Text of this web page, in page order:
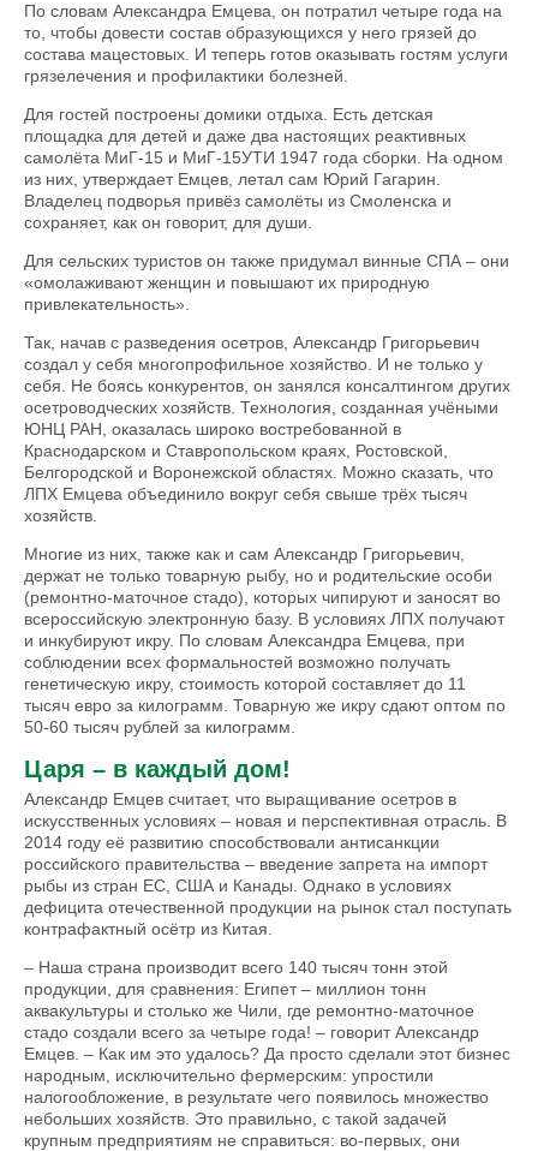
По словам Александра Емцева, он потратил четыре года на
то, чтобы довести состав образую­щихся у него грязей до
состава мацестовых. И теперь готов оказывать гостям услуги
грязелечения и профилактики болезней.
Для гостей построены домики отдыха. Есть детская
площадка для детей и даже два настоя­щих реактивных
самолёта МиГ-15 и МиГ-15УТИ 1947 года сборки. На одном
из них, утверждает Емцев, летал сам Юрий Гагарин.
Владелец подворья привёз самолёты из Смоленска и
сохраняет, как он говорит, для души.
Для сельских туристов он также придумал винные СПА – они
«омолаживают женщин и повышают их природную
привлекательность».
Так, начав с разведения осетров, Александр Григорьевич
создал у себя многопрофильное хозяйство. И не только у
себя. Не боясь конкурентов, он занялся консалтингом других
осетроводческих хозяйств. Технология, созданная учёными
ЮНЦ РАН, оказалась широко востребованной в
Краснодарском и Ставропольском краях, Ростовской,
Белгородской и Воронежской областях. Можно сказать, что
ЛПХ Емцева объединило вокруг себя свыше трёх тысяч
хозяйств.
Многие из них, также как и сам Александр Григорьевич,
держат не только товарную рыбу, но и родительские особи
(ремонтно-маточное стадо), которых чипируют и заносят во
всероссийскую электронную базу. В условиях ЛПХ получают
и инкубируют икру. По словам Александра Емцева, при
соблюдении всех формальностей возможно получать
генетическую икру, стоимость которой составляет до 11
тысяч евро за килограмм. Товарную же икру сдают оптом по
50-60 тысяч рублей за килограмм.
Царя – в каждый дом!
Александр Емцев считает, что выращивание осетров в
искусственных условиях – новая и перспективная отрасль. В
2014 году её развитию способствовали антисанкции
российского правительства – введение запрета на импорт
рыбы из стран ЕС, США и Канады. Однако в условиях
дефицита отечественной продукции на рынок стал поступать
контрафактный осётр из Китая.
– Наша страна производит всего 140 тысяч тонн этой
продукции, для сравнения: Египет – миллион тонн
аквакультуры и столько же Чили, где ремонтно-маточное
стадо создали всего за четыре года! – говорит Александр
Емцев. – Как им это удалось? Да просто сделали этот бизнес
народным, исключительно фермерским: упростили
налогообложение, в результате чего появилось множество
небольших хозяйств. Это правильно, с такой задачей
крупным предприятиям не справиться: во-первых, они